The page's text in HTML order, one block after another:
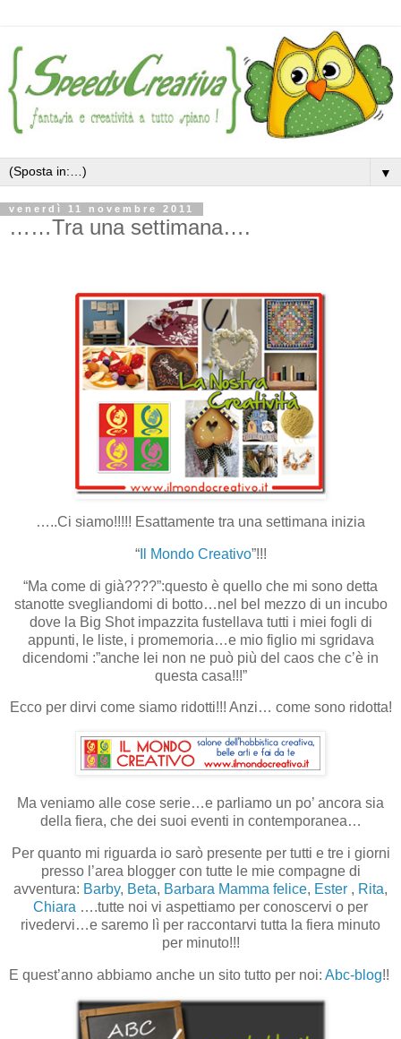
▼
venerdì 11 novembre 2011
……Tra una settimana….
…..Ci siamo!!!!! Esattamente tra una settimana inizia
“Il Mondo Creativo”!!!
“Ma come di già????”:questo è quello che mi sono detta
stanotte svegliandomi di botto…nel bel mezzo di un incubo
dove la Big Shot impazzita fustellava tutti i miei fogli di
appunti, le liste, i promemoria…e mio figlio mi sgridava
dicendomi :”anche lei non ne può più del caos che c’è in
questa casa!!!”
Ecco per dirvi come siamo ridotti!!! Anzi… come sono ridotta!
Ma veniamo alle cose serie…e parliamo un po’ ancora sia
della fiera, che dei suoi eventi in contemporanea…
Per quanto mi riguarda io sarò presente per tutti e tre i giorni
presso l’area blogger con tutte le mie compagne di
avventura: Barby, Beta, Barbara Mamma felice, Ester , Rita,
Chiara ….tutte noi vi aspettiamo per conoscervi o per
rivedervi…e saremo lì per raccontarvi tutta la fiera minuto
per minuto!!!
E quest’anno abbiamo anche un sito tutto per noi: Abc-blog!!